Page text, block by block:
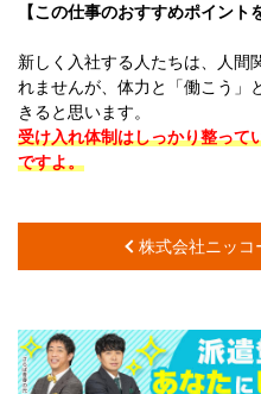
【この仕事のおすすめポイント
新しく入社する人たちは、人間
れませんが、体力と「働こう」
きると思います。
受け入れ体制はしっかり整って
ですよ。
株式会社ニッコ